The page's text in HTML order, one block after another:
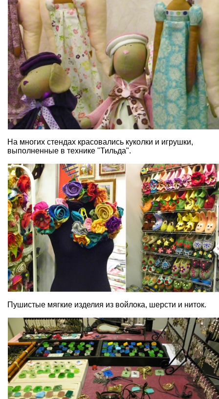
На многих стендах красовались куколки и игрушки,
выполненные в технике "Тильда".
Пушистые мягкие изделия из войлока, шерсти и ниток.